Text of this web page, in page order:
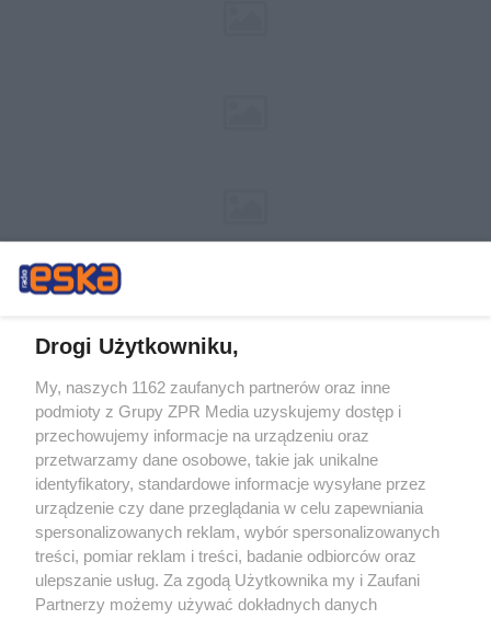
Żaden utwór zamieszczony w serwisie nie może być powielany i
rozpowszechniany lub dalej rozpowszechniany w jakikolwiek sposób (w
tym także elektroniczny lub mechaniczny) na jakimkolwiek polu
eksploatacji w jakiejkolwiek formie, włącznie z umieszczaniem w Internecie
bez pisemnej zgody właściciela praw. Jakiekolwiek użycie lub
wykorzystanie utworów w całości lub w części z naruszeniem prawa, tzn.
bez właściwej zgody, jest zabronione pod groźbą kary i może być ścigane
prawnie.
Drogi Użytkowniku,
My, naszych 1162 zaufanych partnerów oraz inne
podmioty z Grupy ZPR Media uzyskujemy dostęp i
przechowujemy informacje na urządzeniu oraz
przetwarzamy dane osobowe, takie jak unikalne
identyfikatory, standardowe informacje wysyłane przez
urządzenie czy dane przeglądania w celu zapewniania
spersonalizowanych reklam, wybór spersonalizowanych
treści, pomiar reklam i treści, badanie odbiorców oraz
ulepszanie usług. Za zgodą Użytkownika my i Zaufani
Partnerzy możemy używać dokładnych danych